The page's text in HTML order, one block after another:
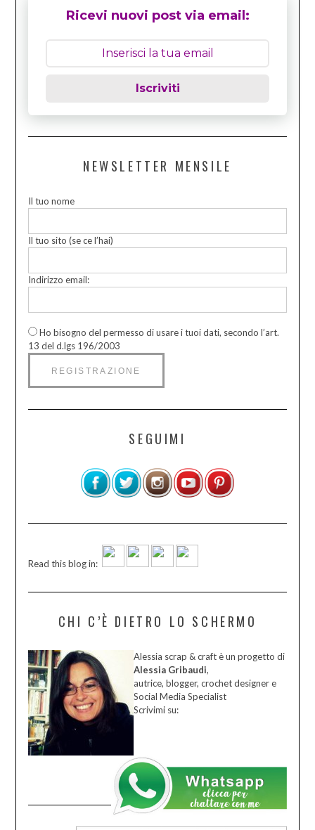
Ricevi nuovi post via email:
Iscriviti
NEWSLETTER MENSILE
Il tuo nome
Il tuo sito (se ce l’hai)
Indirizzo email:
Ho bisogno del permesso di usare i tuoi dati, secondo l’art.
13 del d.lgs 196/2003
SEGUIMI
Read this blog in:
CHI C’È DIETRO LO SCHERMO
Alessia scrap & craft è un progetto di
Alessia Gribaudi,
autrice, blogger, crochet designer e
Social Media Specialist
Scrivimi su: